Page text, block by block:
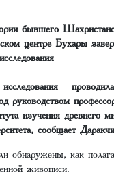
бывшего
центре Бухары
исследования
руководством
изучения древнего
сообщает
обнаружены, как
живописи.